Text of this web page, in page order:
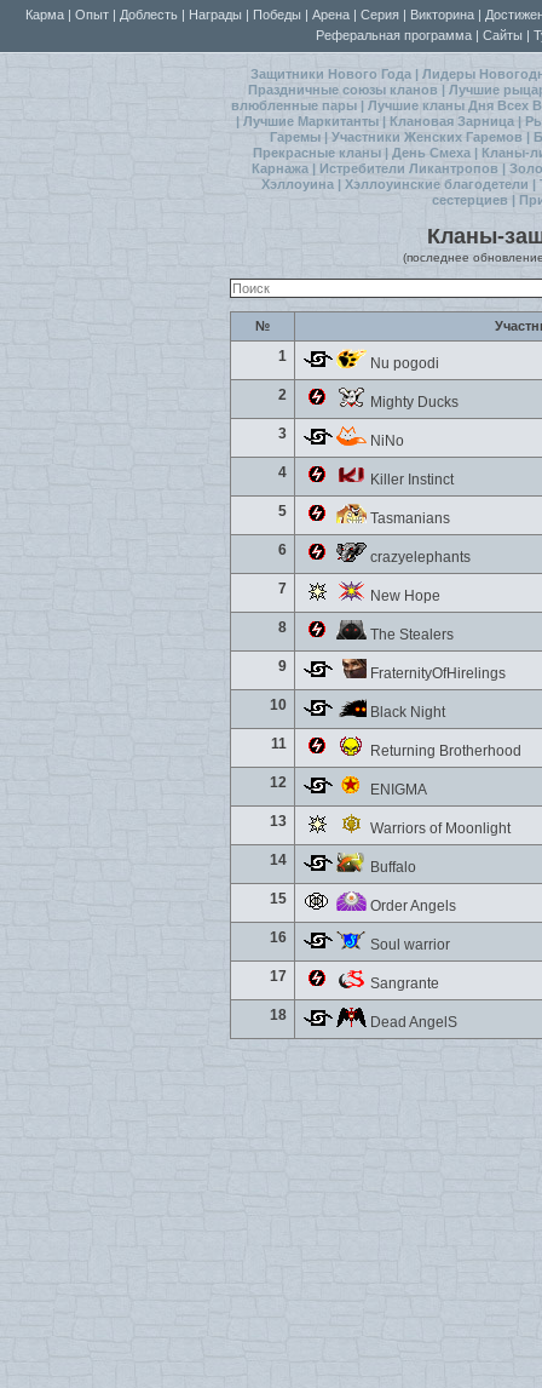
Карма| Опыт| Доблесть| Награды Победы Арена| Серия| Викторина|
Реферальная программа
Сайты
Защитники Нового Года | Лидеры
Праздничные союзы кланов | Лучшие
влюбленные пары | Лучшие кланы Дня Всех
| Лучшие Маркитанты | Клановая Зарница |
Гаремы | Участники Женских Гаремов |
Прекрасные кланы | День Смеха | Кланы-
Карнажа | Истребители Ликантропов |
Хэллоуина | Хэллоуинские благодетели |
сестерциев |
Кланы-
(последнее
№
1
Nu pogodi
2
Mighty Ducks
3
NiNo
4
Killer Instinct
5
Tasmanians
6
crazyelephants
7
New Hope
8
The Stealers
9
FraternityOfHirelings
10
Black Night
11
Returning Brotherhood
12
ENIGMA
13
Warriors of Moonlight
14
Buffalo
15
Order Angels
16
Soul warrior
17
Sangrante
18
Dead AngelS